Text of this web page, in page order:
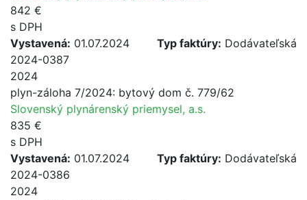
842 €
s DPH
Vystavená: 01.07.2024 Typ faktúry: Dodávateľská
2024-0387
2024
plyn-záloha 7/2024: bytový dom č. 779/62
Slovenský plynárenský priemysel, a.s.
835 €
s DPH
Vystavená: 01.07.2024 Typ faktúry: Dodávateľská
2024-0386
2024